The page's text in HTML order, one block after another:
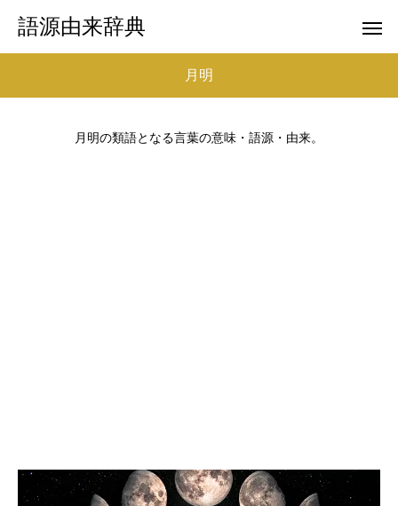
語源由来辞典
月明
月明の類語となる言葉の意味・語源・由来。